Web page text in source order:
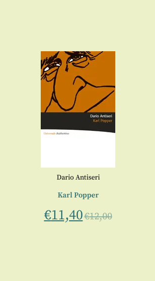
Dario Antiseri
Karl Popper
€11,40€12,00